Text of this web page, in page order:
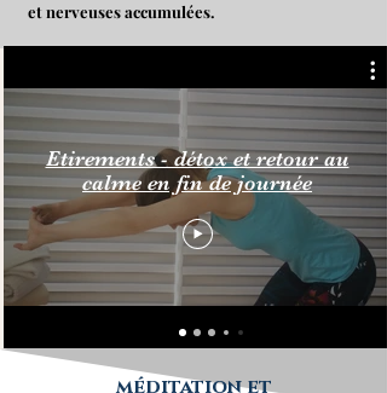
et nerveuses accumulées.
Etirements - détox et retour au
calme en fin de journée
méditation et